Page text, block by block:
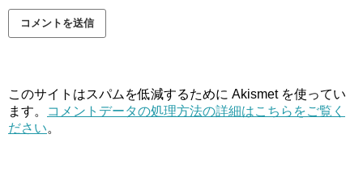
このサイトはスパムを低減するために Akismet を使ってい
ます。
コメントデータの処理方法の詳細はこちらをご覧く
ださい。